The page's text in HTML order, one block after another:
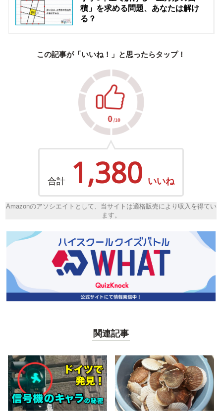
積」を求める問題、あなたは解け
る？
この記事が「いいね！」と思ったらタップ！
合計 1,380 いいね
Amazonのアソシエイトとして、当サイトは適格販売により収入を得てい
ます。
関連記事